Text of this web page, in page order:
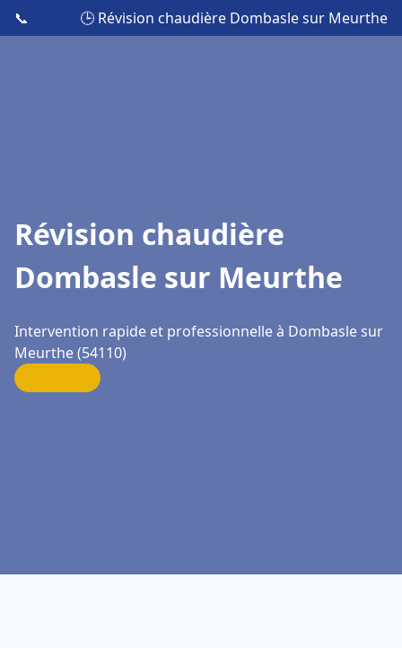
📞 🕒 Révision chaudière Dombasle sur Meurthe
Révision chaudière
Dombasle sur Meurthe
Intervention rapide et professionnelle à Dombasle sur
Meurthe (54110)